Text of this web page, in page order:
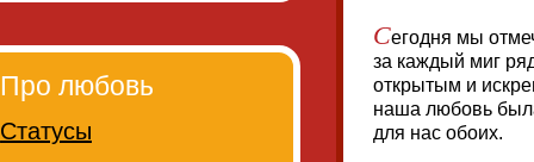
Сегодня мы
за каждый миг
открытым и
наша любовь
для нас обоих.
Про любовь
Статусы